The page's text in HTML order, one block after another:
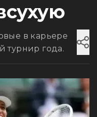
в карьере
турнир года.